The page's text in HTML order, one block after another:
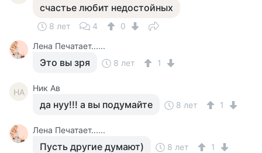
счастье любит недостойных
8 лет 4
0
Лена Печатает......
Это вы зря 8 лет 1
НА Ник Ав
да нуу!!! а вы подумайте 8 лет 1
Лена Печатает......
Пусть другие думают) 8 лет 1